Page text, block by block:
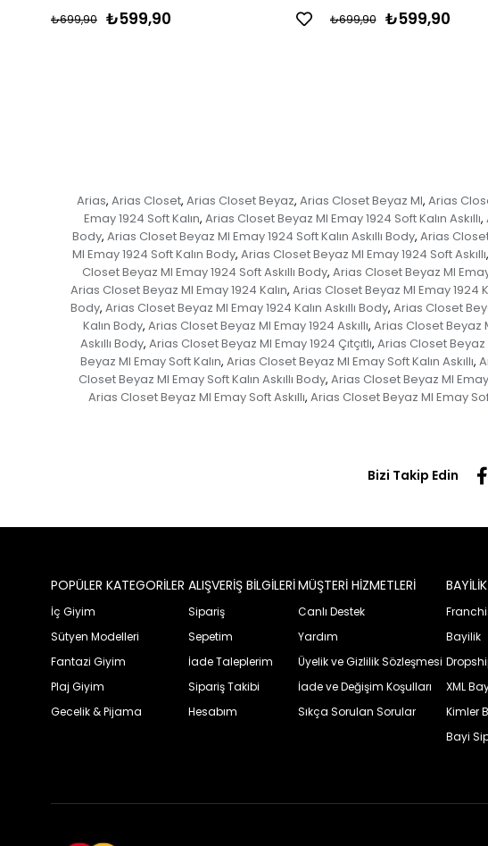
₺599,90
₺699,90 ₺599,90
₺699,90
Arias, Arias Closet, Arias Closet Beyaz, Arias Closet Beyaz MI, Arias
Emay 1924 Soft Kalın, Arias Closet Beyaz MI Emay 1924 Soft Kalın Askıllı,
Body, Arias Closet Beyaz MI Emay 1924 Soft Kalın Askıllı Body, Arias Closet
MI Emay 1924 Soft Kalın Body, Arias Closet Beyaz MI Emay 1924 Soft Askıllı,
Closet Beyaz MI Emay 1924 Soft Askıllı Body, Arias Closet Beyaz MI Emay
Arias Closet Beyaz MI Emay 1924 Kalın, Arias Closet Beyaz MI Emay 1924
Body, Arias Closet Beyaz MI Emay 1924 Kalın Askıllı Body, Arias Closet
Kalın Body, Arias Closet Beyaz MI Emay 1924 Askıllı, Arias Closet Beyaz
Askıllı Body, Arias Closet Beyaz MI Emay 1924 Çıtçıtlı, Arias Closet Beyaz
Beyaz MI Emay Soft Kalın, Arias Closet Beyaz MI Emay Soft Kalın Askıllı,
Closet Beyaz MI Emay Soft Kalın Askıllı Body, Arias Closet Beyaz MI Emay
Arias Closet Beyaz MI Emay Soft Askıllı, Arias Closet Beyaz MI Emay Soft
Bizi Takip Edin
POPÜLER KATEGORİLER
İç Giyim
Sütyen Modelleri
Fantazi Giyim
Plaj Giyim
Gecelik & Pijama
ALIŞVERİŞ BİLGİLERİ
Sipariş
Sepetim
İade Taleplerim
Sipariş Takibi
Hesabım
MÜŞTERİ HİZMETLERİ
Canlı Destek
Yardım
Üyelik ve Gizlilik Sözleşmesi
İade ve Değişim Koşulları
Sıkça Sorulan Sorular
BAYİLİK
Bayilik
XML
Kimler
Bayi